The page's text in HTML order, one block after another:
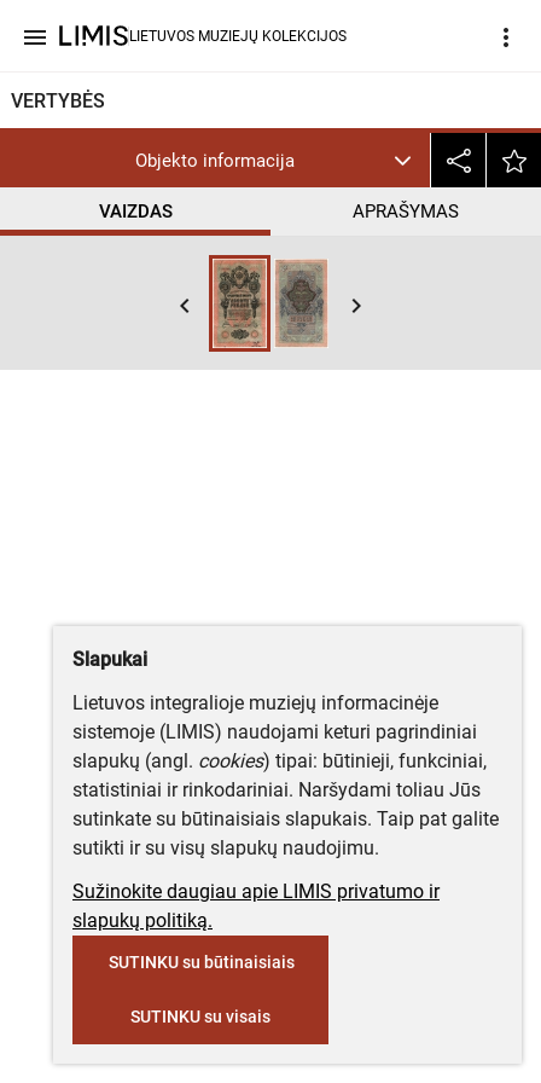
menu LIETUVOS MUZIEJŲ KOLEKCIJOS more_vert
VERTYBĖS
Objekto informacija
VAIZDAS APRAŠYMAS
keyboard_arrow_left keyboard_arrow_right
Slapukai
Lietuvos integralioje muziejų informacinėje
sistemoje (LIMIS) naudojami keturi pagrindiniai
slapukų (angl. cookies) tipai: būtinieji, funkciniai,
statistiniai ir rinkodariniai. Naršydami toliau Jūs
sutinkate su būtinaisiais slapukais. Taip pat galite
sutikti ir su visų slapukų naudojimu.
Sužinokite daugiau apie LIMIS privatumo ir
slapukų politiką.
SUTINKU su būtinaisiais
SUTINKU su visais